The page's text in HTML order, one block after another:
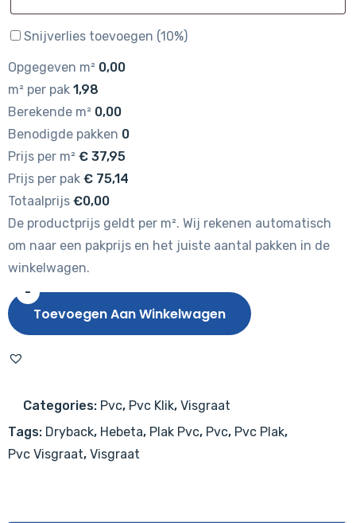
Snijverlies toevoegen (10%)
Opgegeven m² 0,00
m² per pak 1,98
Berekende m² 0,00
Benodigde pakken 0
Prijs per m² € 37,95
Prijs per pak € 75,14
Totaalprijs €0,00
De productprijs geldt per m². Wij rekenen automatisch
om naar een pakprijs en het juiste aantal pakken in de
winkelwagen.
-
Hebeta
Chablis
XL
aantal
Toevoegen Aan Winkelwagen
Categories: Pvc, Pvc Klik, Visgraat
Tags: Dryback, Hebeta, Plak Pvc, Pvc, Pvc Plak,
Pvc Visgraat, Visgraat